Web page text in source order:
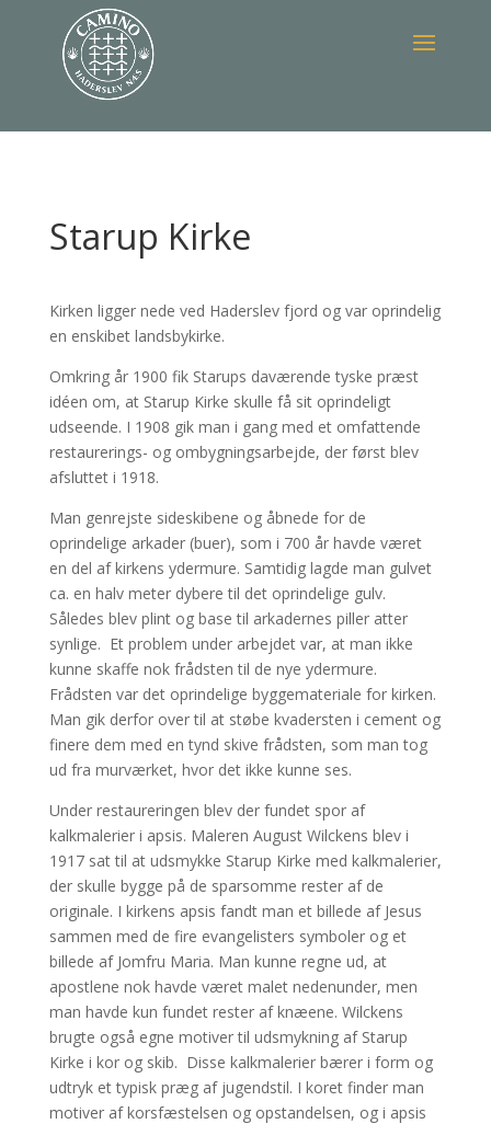
Starup Kirke
Kirken ligger nede ved Haderslev fjord og var oprindelig
en enskibet landsbykirke.
Omkring år 1900 fik Starups daværende tyske præst
idéen om, at Starup Kirke skulle få sit oprindeligt
udseende. I 1908 gik man i gang med et omfattende
restaurerings- og ombygningsarbejde, der først blev
afsluttet i 1918.
Man genrejste sideskibene og åbnede for de
oprindelige arkader (buer), som i 700 år havde været
en del af kirkens ydermure. Samtidig lagde man gulvet
ca. en halv meter dybere til det oprindelige gulv.
Således blev plint og base til arkadernes piller atter
synlige. Et problem under arbejdet var, at man ikke
kunne skaffe nok frådsten til de nye ydermure.
Frådsten var det oprindelige byggemateriale for kirken.
Man gik derfor over til at støbe kvadersten i cement og
finere dem med en tynd skive frådsten, som man tog
ud fra murværket, hvor det ikke kunne ses.
Under restaureringen blev der fundet spor af
kalkmalerier i apsis. Maleren August Wilckens blev i
1917 sat til at udsmykke Starup Kirke med kalkmalerier,
der skulle bygge på de sparsomme rester af de
originale. I kirkens apsis fandt man et billede af Jesus
sammen med de fire evangelisters symboler og et
billede af Jomfru Maria. Man kunne regne ud, at
apostlene nok havde været malet nedenunder, men
man havde kun fundet rester af knæene. Wilckens
brugte også egne motiver til udsmykning af Starup
Kirke i kor og skib. Disse kalkmalerier bærer i form og
udtryk et typisk præg af jugendstil. I koret finder man
motiver af korsfæstelsen og opstandelsen, og i apsis